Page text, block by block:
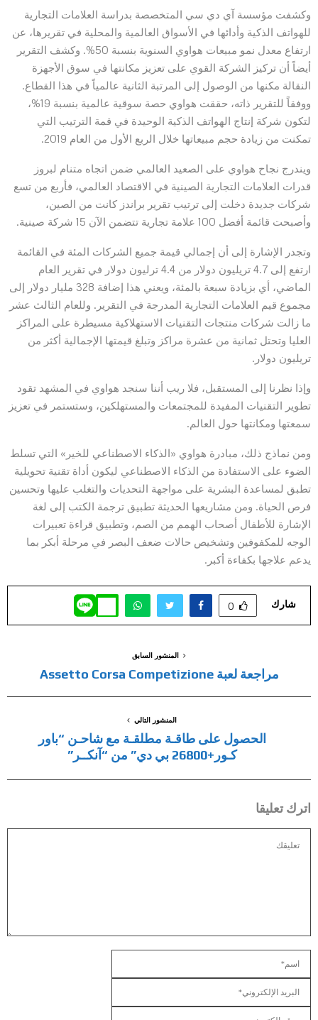
وكشفت مؤسسة آي دي سي المتخصصة بدراسة العلامات التجارية
للهواتف الذكية وأدائها في الأسواق العالمية والمحلية في تقريرها، عن
ارتفاع معدل نمو مبيعات هواوي السنوية بنسبة 50%. وكشف التقرير
أيضاً أن تركيز الشركة القوي على تعزيز مكانتها في سوق الأجهزة
النقالة مكنها من الوصول إلى المرتبة الثانية عالمياً في هذا القطاع.
ووفقاً للتقرير ذاته، حققت هواوي حصة سوقية عالمية بنسبة 19%،
لتكون شركة إنتاج الهواتف الذكية الوحيدة في قمة الترتيب التي
تمكنت من زيادة حجم مبيعاتها خلال الربع الأول من العام 2019.
ويندرج نجاح هواوي على الصعيد العالمي ضمن اتجاه متنام لبروز
قدرات العلامات التجارية الصينية في الاقتصاد العالمي، فأربع من تسع
شركات جديدة دخلت إلى ترتيب تقرير براندز كانت من الصين،
وأصبحت قائمة أفضل 100 علامة تجارية تتضمن الآن 15 شركة صينية.
وتجدر الإشارة إلى أن إجمالي قيمة جميع الشركات المئة في القائمة
ارتفع إلى 4.7 تريليون دولار من 4.4 ترليون دولار في تقرير العام
الماضي، أي بزيادة سبعة بالمئة، ويعني هذا إضافة 328 مليار دولار إلى
مجموع قيم العلامات التجارية المدرجة في التقرير. وللعام الثالث عشر
ما زالت شركات منتجات التقنيات الاستهلاكية مسيطرة على المراكز
العليا وتحتل ثمانية من عشرة مراكز وتبلغ قيمتها الإجمالية أكثر من
تريليون دولار.
وإذا نظرنا إلى المستقبل، فلا ريب أننا سنجد هواوي في المشهد تقود
تطوير التقنيات المفيدة للمجتمعات والمستهلكين، وستستمر في تعزيز
سمعتها ومكانتها حول العالم.
ومن نماذج ذلك، مبادرة هواوي «الذكاء الاصطناعي للخير» التي تسلط
الضوء على الاستفادة من الذكاء الاصطناعي ليكون أداة تقنية تحويلية
تطبق لمساعدة البشرية على مواجهة التحديات والتغلب عليها وتحسين
فرص الحياة. ومن مشاريعها الحديثة تطبيق ترجمة الكتب إلى لغة
الإشارة للأطفال أصحاب الهمم من الصم، وتطبيق قراءة تعبيرات
الوجه للمكفوفين وتشخيص حالات ضعف البصر في مرحلة أبكر بما
يدعم علاجها بكفاءة أكبر.
شارك 0
المنشور السابق
مراجعة لعبة Assetto Corsa Competizione
المنشور التالي
الحصول على طاقـة مطلقـة مع شاحـن “باور
كـور+26800 بي دي” من “آنكــر”
اترك تعليقا